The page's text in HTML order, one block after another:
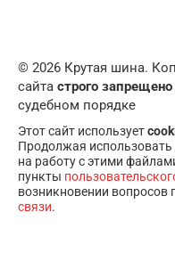
© 2026 Крутая шина.
сайта строго запрещено
судебном порядке
Этот сайт использует
Продолжая использовать
на работу с этими
пункты
возникновении вопросов
связи.